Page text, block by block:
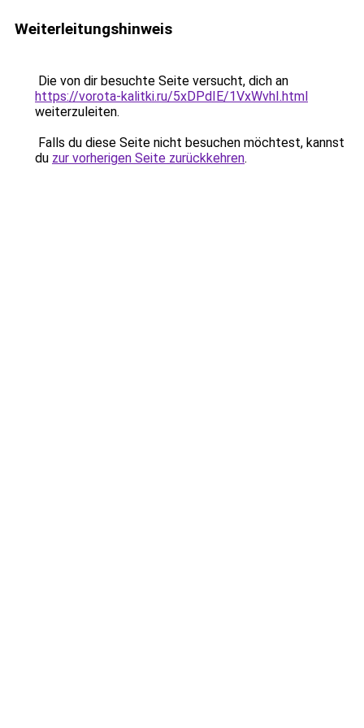
Weiterleitungshinweis
Die von dir besuchte Seite versucht, dich an
https://vorota-kalitki.ru/5xDPdIE/1VxWvhI.html
weiterzuleiten.
Falls du diese Seite nicht besuchen möchtest, kannst
du zur vorherigen Seite zurückkehren.